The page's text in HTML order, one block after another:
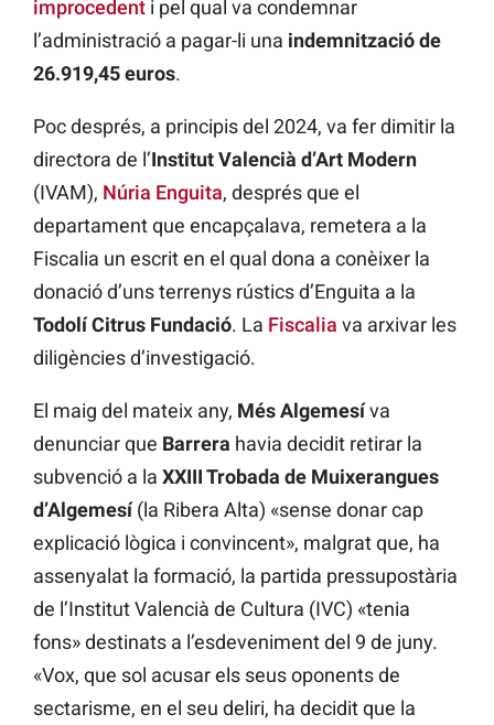
improcedent i pel qual va condemnar
l’administració a pagar-li una indemnització de
26.919,45 euros.
Poc després, a principis del 2024, va fer dimitir la
directora de l’Institut Valencià d’Art Modern
(IVAM), Núria Enguita, després que el
departament que encapçalava, remetera a la
Fiscalia un escrit en el qual dona a conèixer la
donació d’uns terrenys rústics d’Enguita a la
Todolí Citrus Fundació. La Fiscalia va arxivar les
diligències d’investigació.
El maig del mateix any, Més Algemesíva
denunciar que Barrera havia decidit retirar la
subvenció a la XXIII Trobada de Muixerangues
d’Algemesí(la Ribera Alta) «sense donar cap
explicació lògica i convincent», malgrat que, ha
assenyalat la formació, la partida pressupostària
de l’Institut Valencià de Cultura (IVC) «tenia
fons» destinats a l’esdeveniment del 9 de juny.
«Vox, que sol acusar els seus oponents de
sectarisme, en el seu deliri, ha decidit que la